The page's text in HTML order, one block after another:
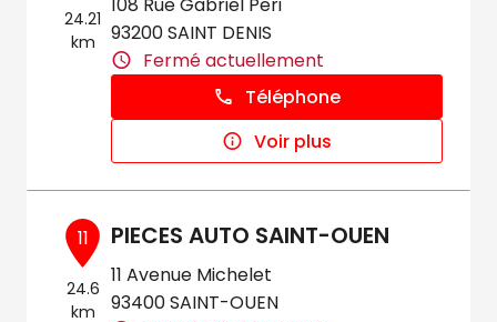
24.21
km
93200 SAINT DENIS
Fermé actuellement
Téléphone
Voir plus
11
24.6
km
PIECES AUTO SAINT-OUEN
11 Avenue Michelet
93400 SAINT-OUEN